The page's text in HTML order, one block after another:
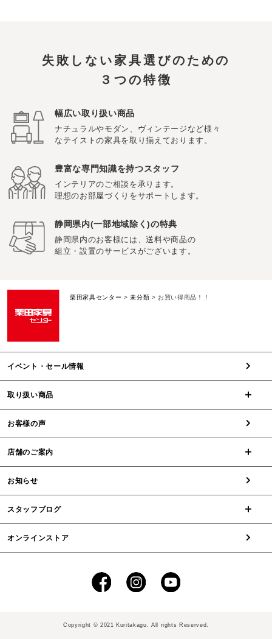
失敗しない家具選びのための
３つの特徴
幅広い取り扱い商品
ナチュラルやモダン、ヴィンテージなど様々
なテイストの家具を取り揃えております。
豊富な専門知識を持つスタッフ
インテリアのご相談を承ります。
理想のお部屋づくりをサポートします。
静岡県内(一部地域除く)の特典
静岡県内のお客様には、送料や商品の
組立・設置のサービスがございます。
栗田家具センター >未分類 > お買い得商品！！
イベント・セール情報
取り扱い商品
お客様の声
店舗のご案内
お知らせ
スタッフブログ
オンラインストア
Copyright © 2021 Kuritakagu. All rights Reserved.